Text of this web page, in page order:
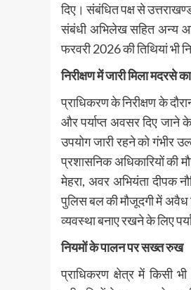
दिए। संबंधित पक्ष से
संबंधी अभिलेख सहित अन्य
फरवरी 2026 की तिथियां भी
निरीक्षण में जारी मिला मदरसे
प्राधिकरण के निरीक्षण के
और पर्याप्त अवसर दिए
उपयोग जारी रहने को गंभीर
प्रशासनिक अधिकारियों की
मेहरा, अवर अभियंता दीपक
पुलिस बल की मौजूदगी में अवैध
व्यवस्था बनाए रखने के लिए
नियमों के पालन पर सख्त रुख
प्राधिकरण क्षेत्र में किसी